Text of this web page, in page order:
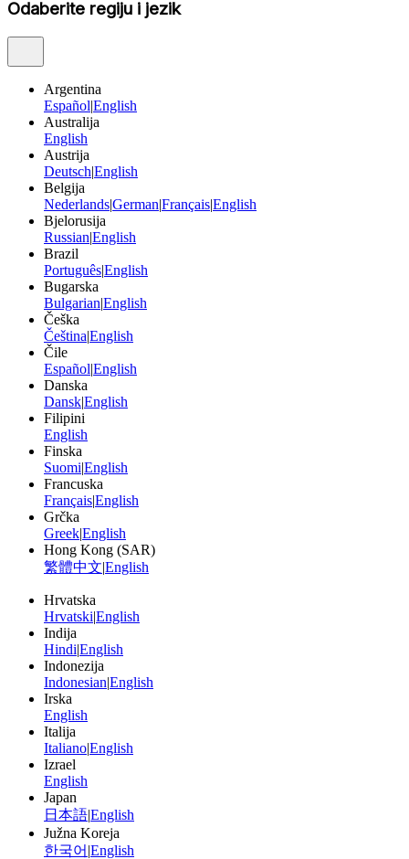
Odaberite regiju i jezik
Argentina
Español|English
Australija
English
Austrija
Deutsch|English
Belgija
Nederlands|German|Français|English
Bjelorusija
Russian|English
Brazil
Português|English
Bugarska
Bulgarian|English
Češka
Čeština|English
Čile
Español|English
Danska
Dansk|English
Filipini
English
Finska
Suomi|English
Francuska
Français|English
Grčka
Greek|English
Hong Kong (SAR)
繁體中文|English
Hrvatska
Hrvatski|English
Indija
Hindi|English
Indonezija
Indonesian|English
Irska
English
Italija
Italiano|English
Izrael
English
Japan
日本語|English
Južna Koreja
한국어 |English